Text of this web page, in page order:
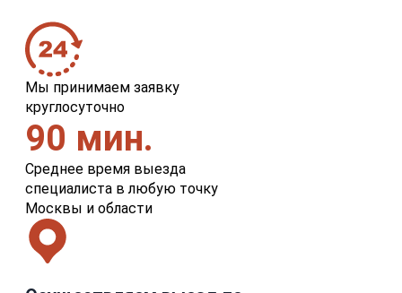
Мы принимаем заявку
круглосуточно
90 мин.
Среднее время выезда
специалиста в любую точку
Москвы и области